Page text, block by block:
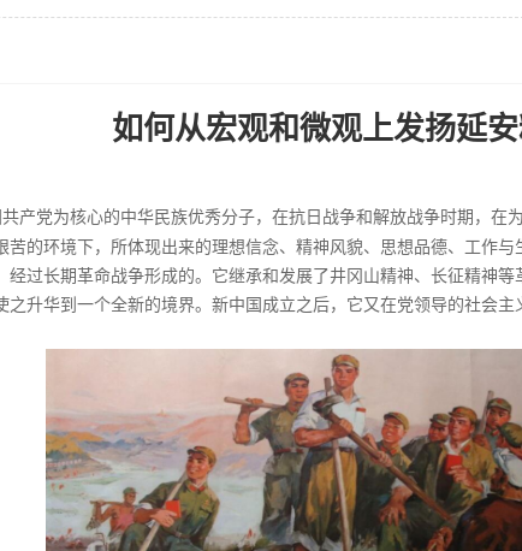
如何从宏观和微观上发扬延
产党为核心的中华民族优秀分子，在抗日战争和解放战争时期，在
苦的环境下，所体现出来的理想信念、精神风貌、思想品德、工作
经过长期革命战争形成的。它继承和发展了井冈山精神、长征精神
之升华到一个全新的境界。新中国成立之后，它又在党领导的社会